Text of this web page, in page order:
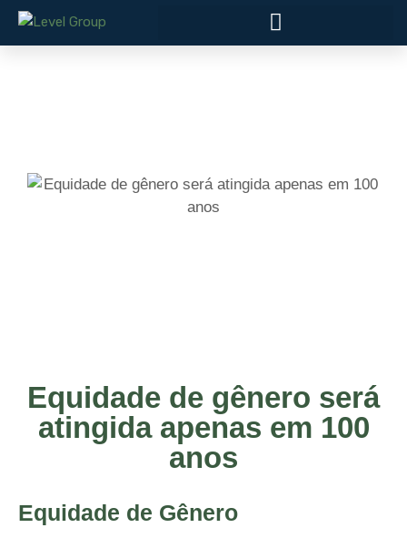
Equidade de gênero será
atingida apenas em 100
anos
Equidade de Gênero